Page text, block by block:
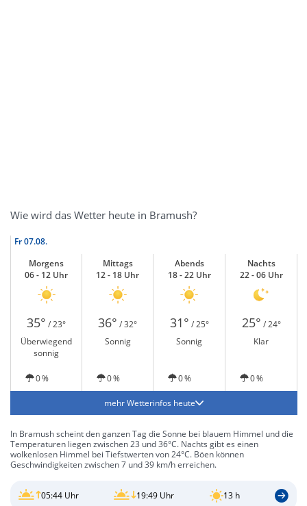
Wie wird das Wetter heute in Bramush?
Fr07.08.
Morgens
06 - 12 Uhr
Mittags
12 - 18 Uhr
Abends
18 - 22 Uhr
Nachts
22 - 06 Uhr
35° / 23° 36° / 32° 31° / 25° 25° / 24°
Überwiegend
sonnig
Sonnig Sonnig Klar
0 % 0 % 0 % 0 %
mehr Wetterinfos heute
In Bramush scheint den ganzen Tag die Sonne bei blauem Himmel und die
Temperaturen liegen zwischen 23 und 36°C. Nachts gibt es einen
wolkenlosen Himmel bei Tiefstwerten von 24°C. Böen können
Geschwindigkeiten zwischen 7 und 39 km/h erreichen.
05:44 Uhr 19:49 Uhr 13 h